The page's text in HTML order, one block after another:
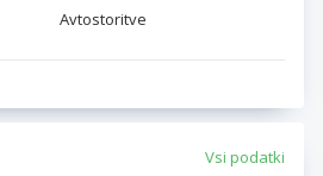
Avtostoritve
Vsi podatki